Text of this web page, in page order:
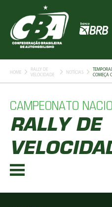
HOME
RALLY DE
VELOCIDADE
NOTÍCIAS
COMEÇA
CAMPEONATO
RALLY DE